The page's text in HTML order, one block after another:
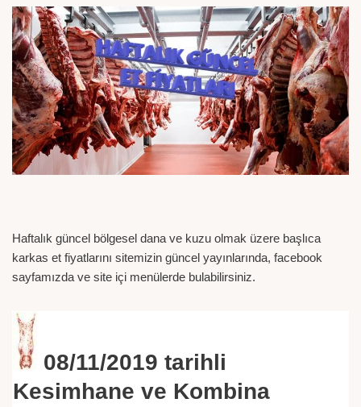
Haftalık güncel bölgesel dana ve kuzu olmak üzere başlıca
karkas et fiyatlarını sitemizin güncel yayınlarında, facebook
sayfamızda ve site içi menülerde bulabilirsiniz.
08/11/2019 tarihli
Kesimhane ve Kombina